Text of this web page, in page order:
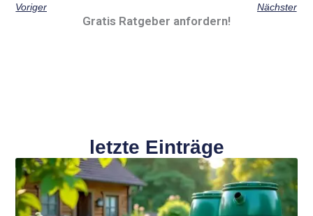
Voriger Nächster
Gratis Ratgeber anfordern!
letzte Einträge